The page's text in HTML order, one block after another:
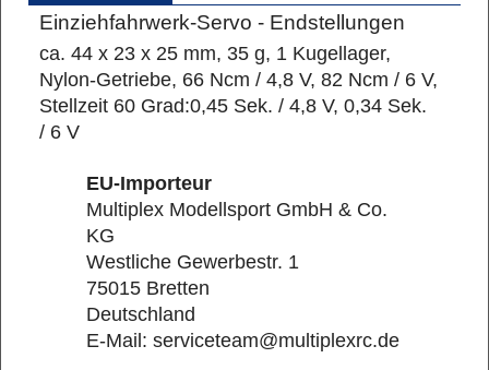
Einziehfahrwerk-Servo - Endstellungen
ca. 44 x 23 x 25 mm, 35 g, 1 Kugellager,
Nylon-Getriebe, 66 Ncm / 4,8 V, 82 Ncm / 6 V,
Stellzeit 60 Grad:0,45 Sek. / 4,8 V, 0,34 Sek.
/ 6 V
EU-Importeur
Multiplex Modellsport GmbH & Co.
KG
Westliche Gewerbestr. 1
75015 Bretten
Deutschland
E-Mail: serviceteam@multiplexrc.de